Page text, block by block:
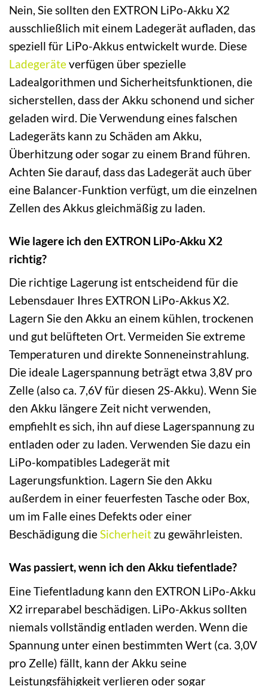
Nein, Sie sollten den EXTRON LiPo-Akku X2
ausschließlich mit einem Ladegerät aufladen, das
speziell für LiPo-Akkus entwickelt wurde. Diese
Ladegeräteverfügen über spezielle
Ladealgorithmen und Sicherheitsfunktionen, die
sicherstellen, dass der Akku schonend und sicher
geladen wird. Die Verwendung eines falschen
Ladegeräts kann zu Schäden am Akku,
Überhitzung oder sogar zu einem Brand führen.
Achten Sie darauf, dass das Ladegerät auch über
eine Balancer-Funktion verfügt, um die einzelnen
Zellen des Akkus gleichmäßig zu laden.
Wie lagere ich den EXTRON LiPo-Akku X2
richtig?
Die richtige Lagerung ist entscheidend für die
Lebensdauer Ihres EXTRON LiPo-Akkus X2.
Lagern Sie den Akku an einem kühlen, trockenen
und gut belüfteten Ort. Vermeiden Sie extreme
Temperaturen und direkte Sonneneinstrahlung.
Die ideale Lagerspannung beträgt etwa 3,8V pro
Zelle (also ca. 7,6V für diesen 2S-Akku). Wenn Sie
den Akku längere Zeit nicht verwenden,
empfiehlt es sich, ihn auf diese Lagerspannung zu
entladen oder zu laden. Verwenden Sie dazu ein
LiPo-kompatibles Ladegerät mit
Lagerungsfunktion. Lagern Sie den Akku
außerdem in einer feuerfesten Tasche oder Box,
um im Falle eines Defekts oder einer
Beschädigung dieSicherheit zu gewährleisten.
Was passiert, wenn ich den Akku tiefentlade?
Eine Tiefentladung kann den EXTRON LiPo-Akku
X2 irreparabel beschädigen. LiPo-Akkus sollten
niemals vollständig entladen werden. Wenn die
Spannung unter einen bestimmten Wert (ca. 3,0V
pro Zelle) fällt, kann der Akku seine
Leistungsfähigkeit verlieren oder sogar